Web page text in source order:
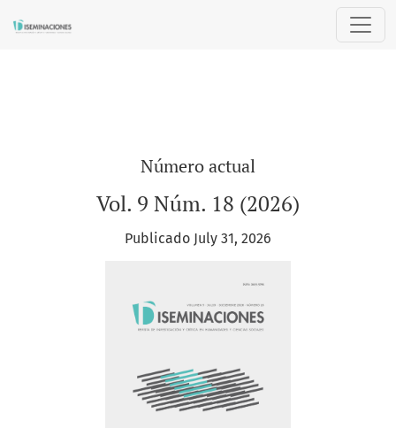
Número actual
Vol. 9 Núm. 18 (2026)
Publicado July 31, 2026